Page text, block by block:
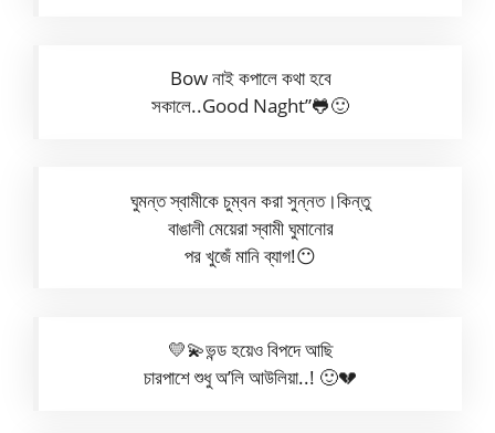
Bow নাই কপালে কথা হবে
সকালে..Good Naght”🐸🙂
ঘুমন্ত স্বামীকে চুম্বন করা সুন্নত।কিন্তু
বাঙালী মেয়েরা স্বামী ঘুমানোর
পর খুজেঁ মানি ব্যাগ!😶
💛💫ভন্ড হয়েও বিপদে আছি
চারপাশে শুধু অ’লি আউলিয়া..! 🙂💔